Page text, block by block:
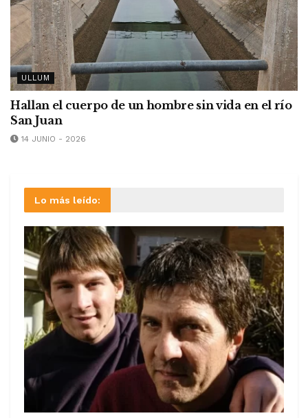
ULLUM
Hallan el cuerpo de un hombre sin vida en el río
San Juan
14 JUNIO - 2026
Lo más leído: